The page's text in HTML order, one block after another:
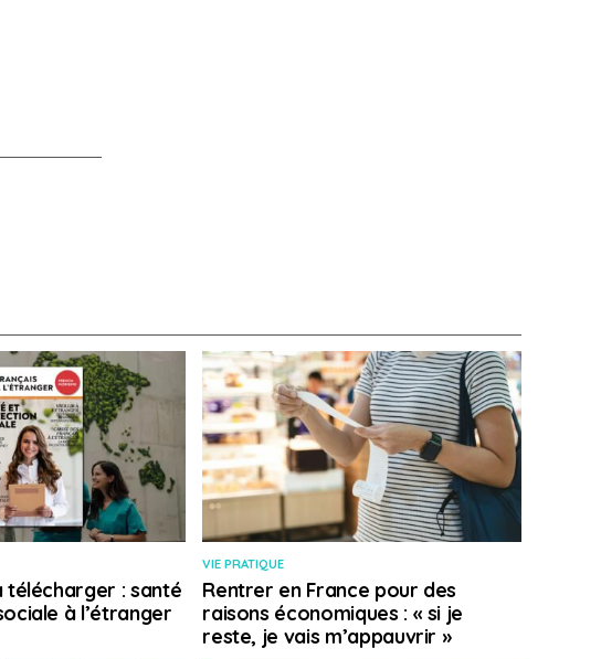
télécharger : santé
à l’étranger
VIE PRATIQUE
Rentrer en France pour des
raisons économiques : « si je
reste, je vais m’appauvrir »